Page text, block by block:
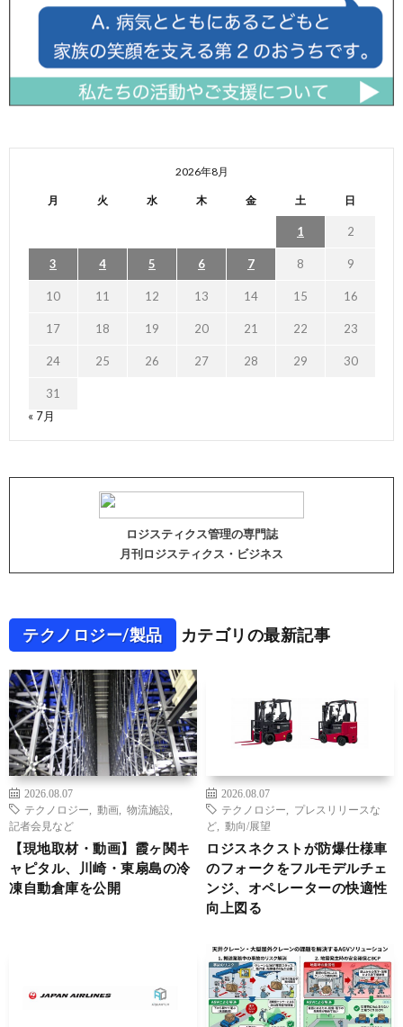
2026年8月
月 火 水 木 金 土 日
1 2
3 4 5 6 7 8 9
10 11 12 13 14 15 16
17 18 19 20 21 22 23
24 25 26 27 28 29 30
31
« 7月
ロジスティクス管理の専門誌
月刊ロジスティクス・ビジネス
テクノロジー/製品 カテゴリの最新記事
2026.08.07
テクノロジー
動画 物流施設
記者会見など
【現地取材・動画】霞ヶ関キ
ャピタル、川崎・東扇島の冷
凍自動倉庫を公開
2026.08.07
テクノロジー
プレスリリースな
ど
動向/展望
ロジスネクストが防爆仕様車
のフォークをフルモデルチェ
ンジ、オペレーターの快適性
向上図る